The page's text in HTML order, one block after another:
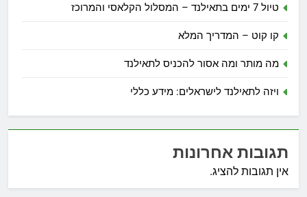
טיול 7 ימים בתאילנד – המסלול הקלאסי והמרוכז
קו קוט – המדריך המלא
מה מותר ומה אסור להכניס לתאילנד
ויזה לתאילנד לישראלים: מידע כללי
תגובות אחרונות
אין תגובות להציג.